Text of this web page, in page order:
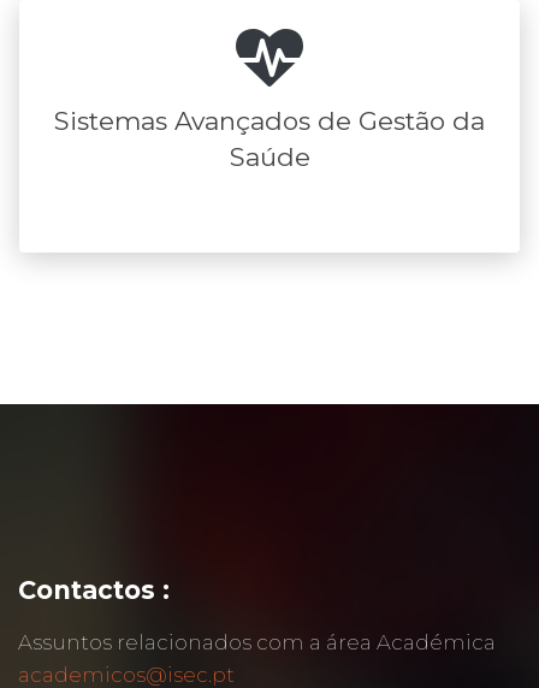
Sistemas Avançados de Gestão da
Saúde
Contactos :
Assuntos relacionados com a área Académica
academicos@isec.pt